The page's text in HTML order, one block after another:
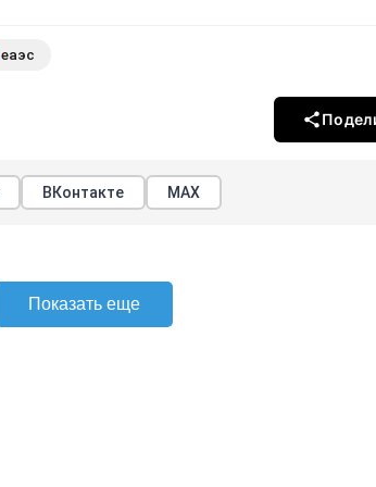
еаэс
ВКонтакте МАХ
Показать еще